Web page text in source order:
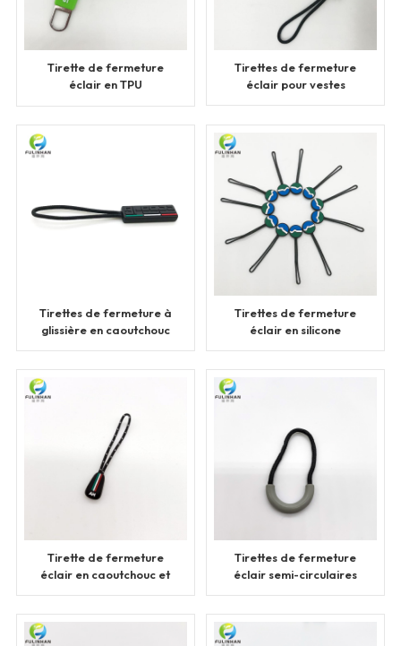
Tirette de fermeture
éclair en TPU
Tirettes de fermeture
éclair pour vestes
Tirettes de fermeture à
glissière en caoutchouc
Tirettes de fermeture
éclair en silicone
Tirette de fermeture
éclair en caoutchouc et
Tirettes de fermeture
éclair semi-circulaires